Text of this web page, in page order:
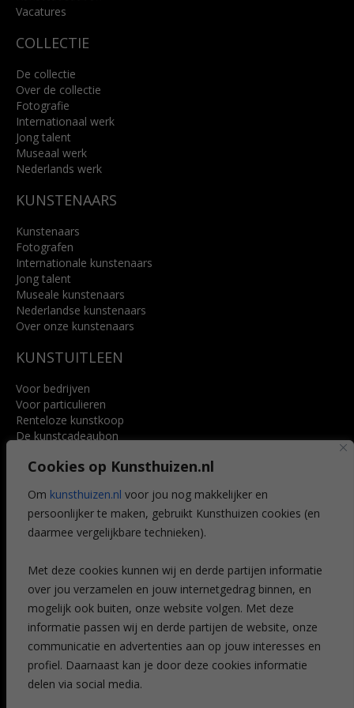
Cookies op Kunsthuizen.nl
Om kunsthuizen.nl voor jou nog makkelijker en
persoonlijker te maken, gebruikt Kunsthuizen cookies (en
daarmee vergelijkbare technieken).
Met deze cookies kunnen wij en derde partijen informatie
over jou verzamelen en jouw internetgedrag binnen, en
mogelijk ook buiten, onze website volgen. Met deze
informatie passen wij en derde partijen de website, onze
communicatie en advertenties aan op jouw interesses en
profiel. Daarnaast kan je door deze cookies informatie
delen via social media.
Lees meer
Vacatures
COLLECTIE
De collectie
Over de collectie
Fotografie
Internationaal werk
Jong talent
Museaal werk
Nederlands werk
KUNSTENAARS
Kunstenaars
Fotografen
Internationale kunstenaars
Jong talent
Museale kunstenaars
Nederlandse kunstenaars
Over onze kunstenaars
KUNSTUITLEEN
Voor bedrijven
Voor particulieren
Renteloze kunstkoop
De kunstcadeaubon
Voordelen
Veelgestelde vragen
CONTACT
Leiden
Amsterdam
Breda
Favorieten
Mijn art alert
NIEUWSBRIEF